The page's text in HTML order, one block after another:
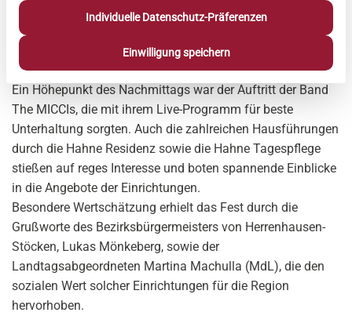
folgten der Einladung auf das schattige und liebevoll
gestaltete Gelände am Heidehaus und feierten gemeinsam
das 15-jährige Bestehen der Einrichtung.
Ein Höhepunkt des Nachmittags war der Auftritt der Band
The MICCIs, die mit ihrem Live-Programm für beste
Unterhaltung sorgten. Auch die zahlreichen Hausführungen
durch die Hahne Residenz sowie die Hahne Tagespflege
stießen auf reges Interesse und boten spannende Einblicke
in die Angebote der Einrichtungen.
Besondere Wertschätzung erhielt das Fest durch die
Grußworte des Bezirksbürgermeisters von Herrenhausen-
Stöcken, Lukas Mönkeberg, sowie der
Landtagsabgeordneten Martina Machulla (MdL), die den
sozialen Wert solcher Einrichtungen für die Region
hervorhoben.
Individuelle Datenschutz-Präferenzen
Einwilligung speichern